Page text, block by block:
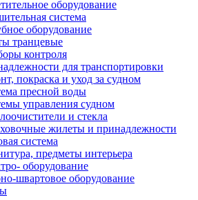
оборудование
система
оборудование
транцевые
контроля
для транспортировки
покраска и уход за судном
пресной воды
управления судном
и стекла
жилеты и принадлежности
система
предметы интерьера
оборудование
швартовое оборудование